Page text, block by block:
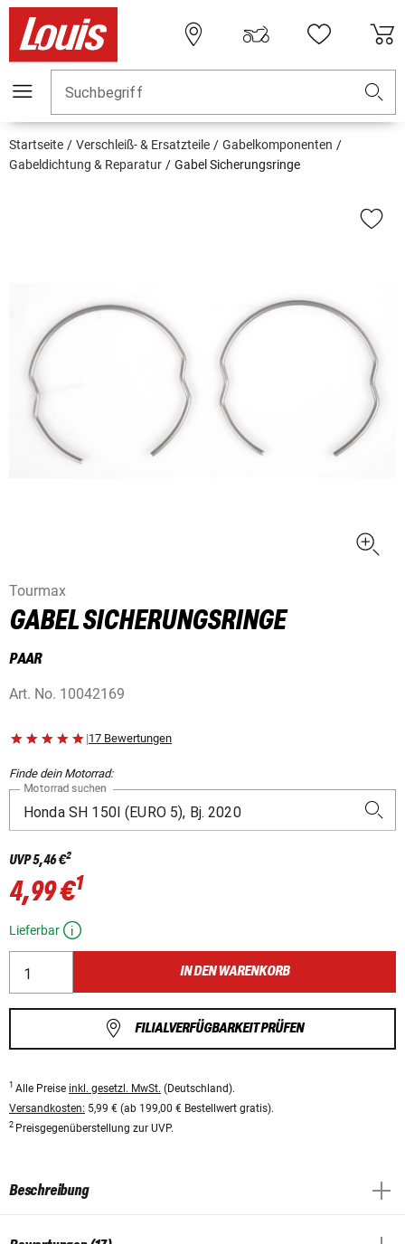
Suchbegriff
Startseite Verschleiß- & Ersatzteile
Gabelkomponenten
Gabeldichtung & Reparatur
Gabel Sicherungsringe
Tourmax
GABEL SICHERUNGSRINGE
PAAR
Art. No. 10042169
|17 Bewertungen
Finde dein Motorrad:
Motorrad suchen
UVP5,46 €2
4,99 €1
Lieferbar
IN DEN WARENKORB
FILIALVERFÜGBARKEIT PRÜFEN
1 Alle Preise inkl. gesetzl. MwSt. (Deutschland).
Versandkosten: 5,99 € (ab 199,00 € Bestellwert gratis).
2 Preisgegenüberstellung zur UVP.
Beschreibung